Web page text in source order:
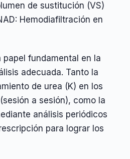
de sustitución (VS)
Hemodiafiltración en
papel fundamental en la
adecuada. Tanto la
de urea (K) en los
a sesión), como la
análisis periódicos
para lograr los